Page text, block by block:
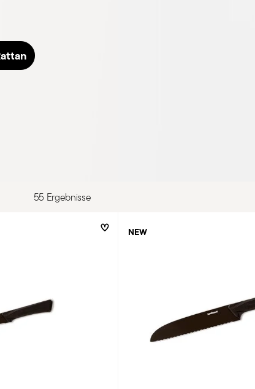
55 Ergebnisse
NEW